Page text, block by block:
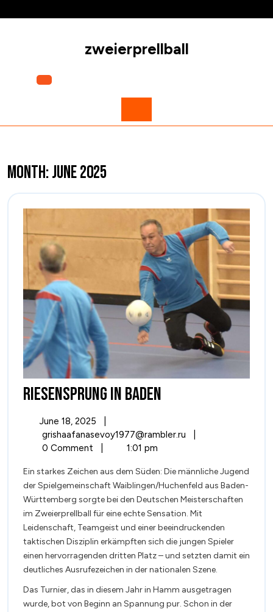
to
zweierprellball
Month:June 2025
RIESENSPRUNG IN BADEN
BADEN
June 18, 2025
18,
grishaafanasevoy1977@rambler.ru
0 Comment
1:01 pm
Ein starkes Zeichen aus dem Süden: Die männliche Jugend
der Spielgemeinschaft Waiblingen/Huchenfeld aus Baden-
Württemberg sorgte bei den Deutschen Meisterschaften
im Zweierprellball für eine echte Sensation. Mit
Leidenschaft, Teamgeist und einer beeindruckenden
taktischen Disziplin erkämpften sich die jungen Spieler
einen hervorragenden dritten Platz – und setzten damit ein
deutliches Ausrufezeichen in der nationalen Szene.
Das Turnier, das in diesem Jahr in Hamm ausgetragen
wurde, bot von Beginn an Spannung pur. Schon in der